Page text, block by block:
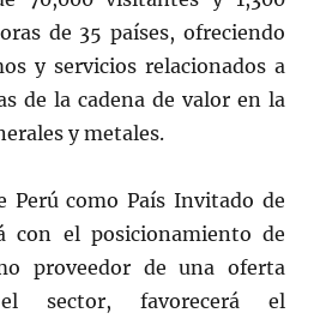
de 35 países, ofreciendo
y servicios relacionados a
de la cadena de valor en la
y metales.
Perú como País Invitado de
con el posicionamiento de
proveedor de una oferta
sector, favorecerá el